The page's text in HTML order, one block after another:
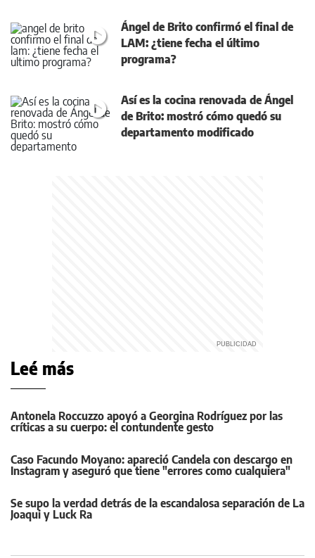
Ángel de Brito confirmó el final de
LAM: ¿tiene fecha el último
programa?
Así es la cocina renovada de Ángel
de Brito: mostró cómo quedó su
departamento modificado
Leé más
Antonela Roccuzzo apoyó a Georgina Rodríguez por las
críticas a su cuerpo: el contundente gesto
Caso Facundo Moyano: apareció Candela con descargo en
Instagram y aseguró que tiene "errores como cualquiera"
Se supo la verdad detrás de la escandalosa separación de La
Joaqui y Luck Ra